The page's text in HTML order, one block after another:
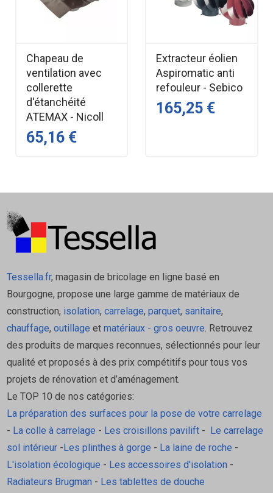
Chapeau de
ventilation avec
collerette
d'étanchéité
ATEMAX - Nicoll
65,16 €
Extracteur éolien
Aspiromatic anti
refouleur - Sebico
165,25 €
Tessella.fr, magasin de bricolage en ligne basé en
Bourgogne, propose une large gamme de matériaux de
construction, isolation, carrelage, parquet, sanitaire,
chauffage, outillage et matériaux - gros oeuvre. Retrouvez
des produits de marques reconnues, sélectionnés pour leur
qualité et proposés à des prix compétitifs pour tous vos
projets de rénovation et d’aménagement.
Le TOP 10 de nos catégories:
La préparation des surfaces pour la pose de votre carrelage
- La colle à carrelage - Les croisillons pavilift- Le carrelage
sol intérieur-Les plinthes à gorge - La laine de roche -
L'isolation écologique - Les accessoires d'isolation -
Radiateurs Brugman - Les tablettes de douche